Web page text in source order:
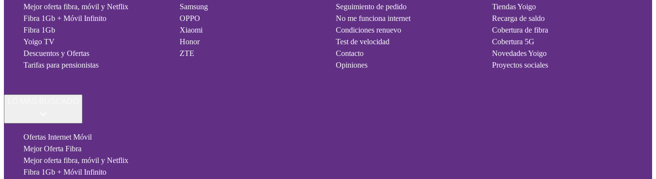
Mejor oferta fibra, móvil y Netflix
Fibra 1Gb + Móvil Infinito
Fibra 1Gb
Yoigo TV
Descuentos y Ofertas
Tarifas para pensionistas
Samsung
OPPO
Xiaomi
Honor
ZTE
Seguimiento de pedido
No me funciona internet
Condiciones renuevo
Test de velocidad
Contacto
Opiniones
Tiendas Yoigo
Recarga de saldo
Cobertura de fibra
Cobertura 5G
Novedades Yoigo
Proyectos sociales
Ofertas Internet Móvil
Mejor Oferta Fibra
Mejor oferta fibra, móvil y Netflix
Fibra 1Gb + Móvil Infinito